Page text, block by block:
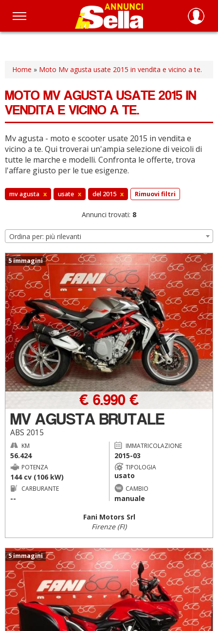
Salta
principale
Home » Moto Mv agusta usate 2015 in vendita e vicino a te.
MOTO MV AGUSTA USATE 2015 IN
VENDITA E VICINO A TE.
Mv agusta - moto e scooter usate 2015 in vendita e
vicino a te. Qui troverai un'ampia selezione di veicoli di
tutte le marche e modelli. Confronta le offerte, trova
l'affare giusto per le tue esigenze.
mv agusta x usate x del 2015 x Rimuovi filtri
Annunci trovati: 8
Ordina per: più rilevanti
5 immagini
MV AGUSTA BRUTALE
ABS 2015
€ 6.990 €
KM
56.424
IMMATRICOLAZIONE
2015-03
POTENZA
144 cv (106 kW)
TIPOLOGIA
usato
CARBURANTE
--
CAMBIO
manuale
Fani Motors Srl
Firenze (FI)
5 immagini